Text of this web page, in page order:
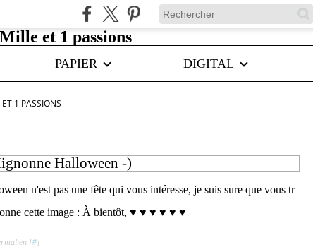
PAPIER DIGITAL
1 PASSIONS
Halloween -)
n'est pas une fête qui vous intéresse, je suis sure que vous tr
cette image : À bientôt, ♥ ♥ ♥ ♥ ♥ ♥
[#]